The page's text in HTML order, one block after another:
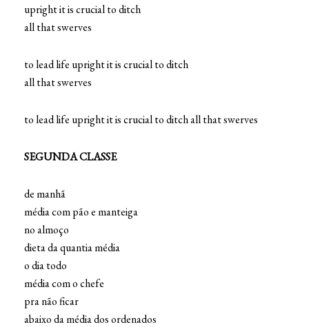
upright it is crucial to ditch
all that swerves
to lead life upright it is crucial to ditch
all that swerves
to lead life upright it is crucial to ditch all that swerves
SEGUNDA CLASSE
de manhã
média com pão e manteiga
no almoço
dieta da quantia média
o dia todo
média com o chefe
pra não ficar
abaixo da média dos ordenados